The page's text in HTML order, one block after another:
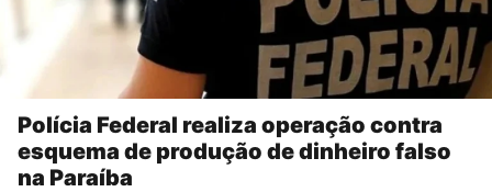
Polícia Federal realiza operação contra
esquema de produção de dinheiro falso
na Paraíba